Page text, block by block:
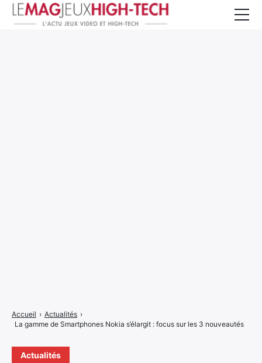
Actualités
Accueil › Actualités ›
La gamme de Smartphones Nokia s’élargit : focus sur les 3 nouveautés